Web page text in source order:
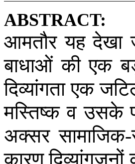
ABSTRACT:
आमतौर यह देखा
बाधाओं की एक
दिव्यांगता एक
मस्तिष्क व उसके
अक्सर सामाजिक-
कारण दिव्यांगजनों